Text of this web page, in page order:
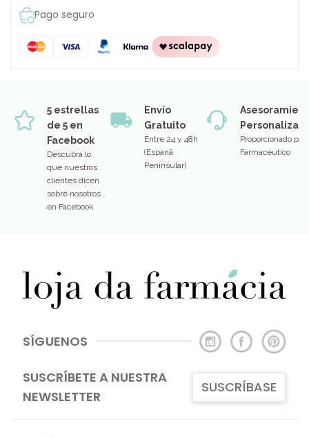
Pago seguro
5 estrellas
de 5 en
Facebook
Descubra lo
que nuestros
clientes dicen
sobre nosotros
en Facebook
Envío
Gratuito
Entre 24 y 48h
(Espanã
Peninsular)
Proporcionado por
Farmacéutico
SÍGUENOS
SUSCRÍBETE A NUESTRA
NEWSLETTER
SUSCRÍBASE